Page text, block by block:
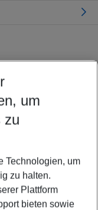
um
zu
Technologien, um
zu halten.
Plattform
bieten sowie